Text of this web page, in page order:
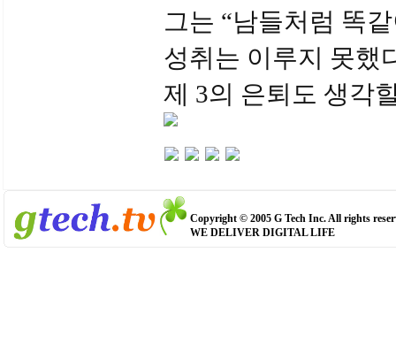
그는 “남들처럼 똑
성취는 이루지 못했
제 3의 은퇴도 생각
Copyright © 2005 G Tech Inc. All rights
WE DELIVER DIGITAL LIFE